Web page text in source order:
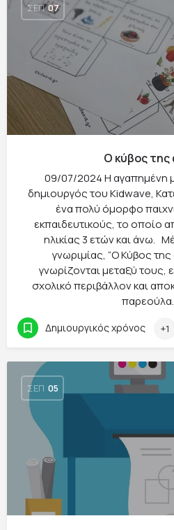
ΣΕΠ 07
Ο κύβος της
09/07/2024 Η αγαπημένη
δημιουργός του Kidwave,
ένα πολύ όμορφο
εκπαιδευτικούς, το οποίο
ηλικίας 3 ετών και άνω.
γνωριμίας, “Ο Κύβος της
γνωρίζονται μεταξύ τους,
σχολικό περιβάλλον και
Δημιουργικός χρόνος +1
ΣΕΠ 05